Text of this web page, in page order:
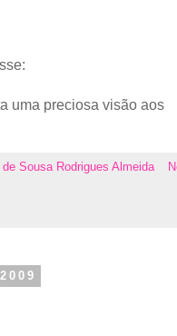
uma preciosa visão aos
de Sousa Rodrigues Almeida